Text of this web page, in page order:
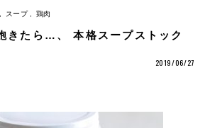
スープ 鶏肉
きたら…、 本格スープストック
2019/06/27